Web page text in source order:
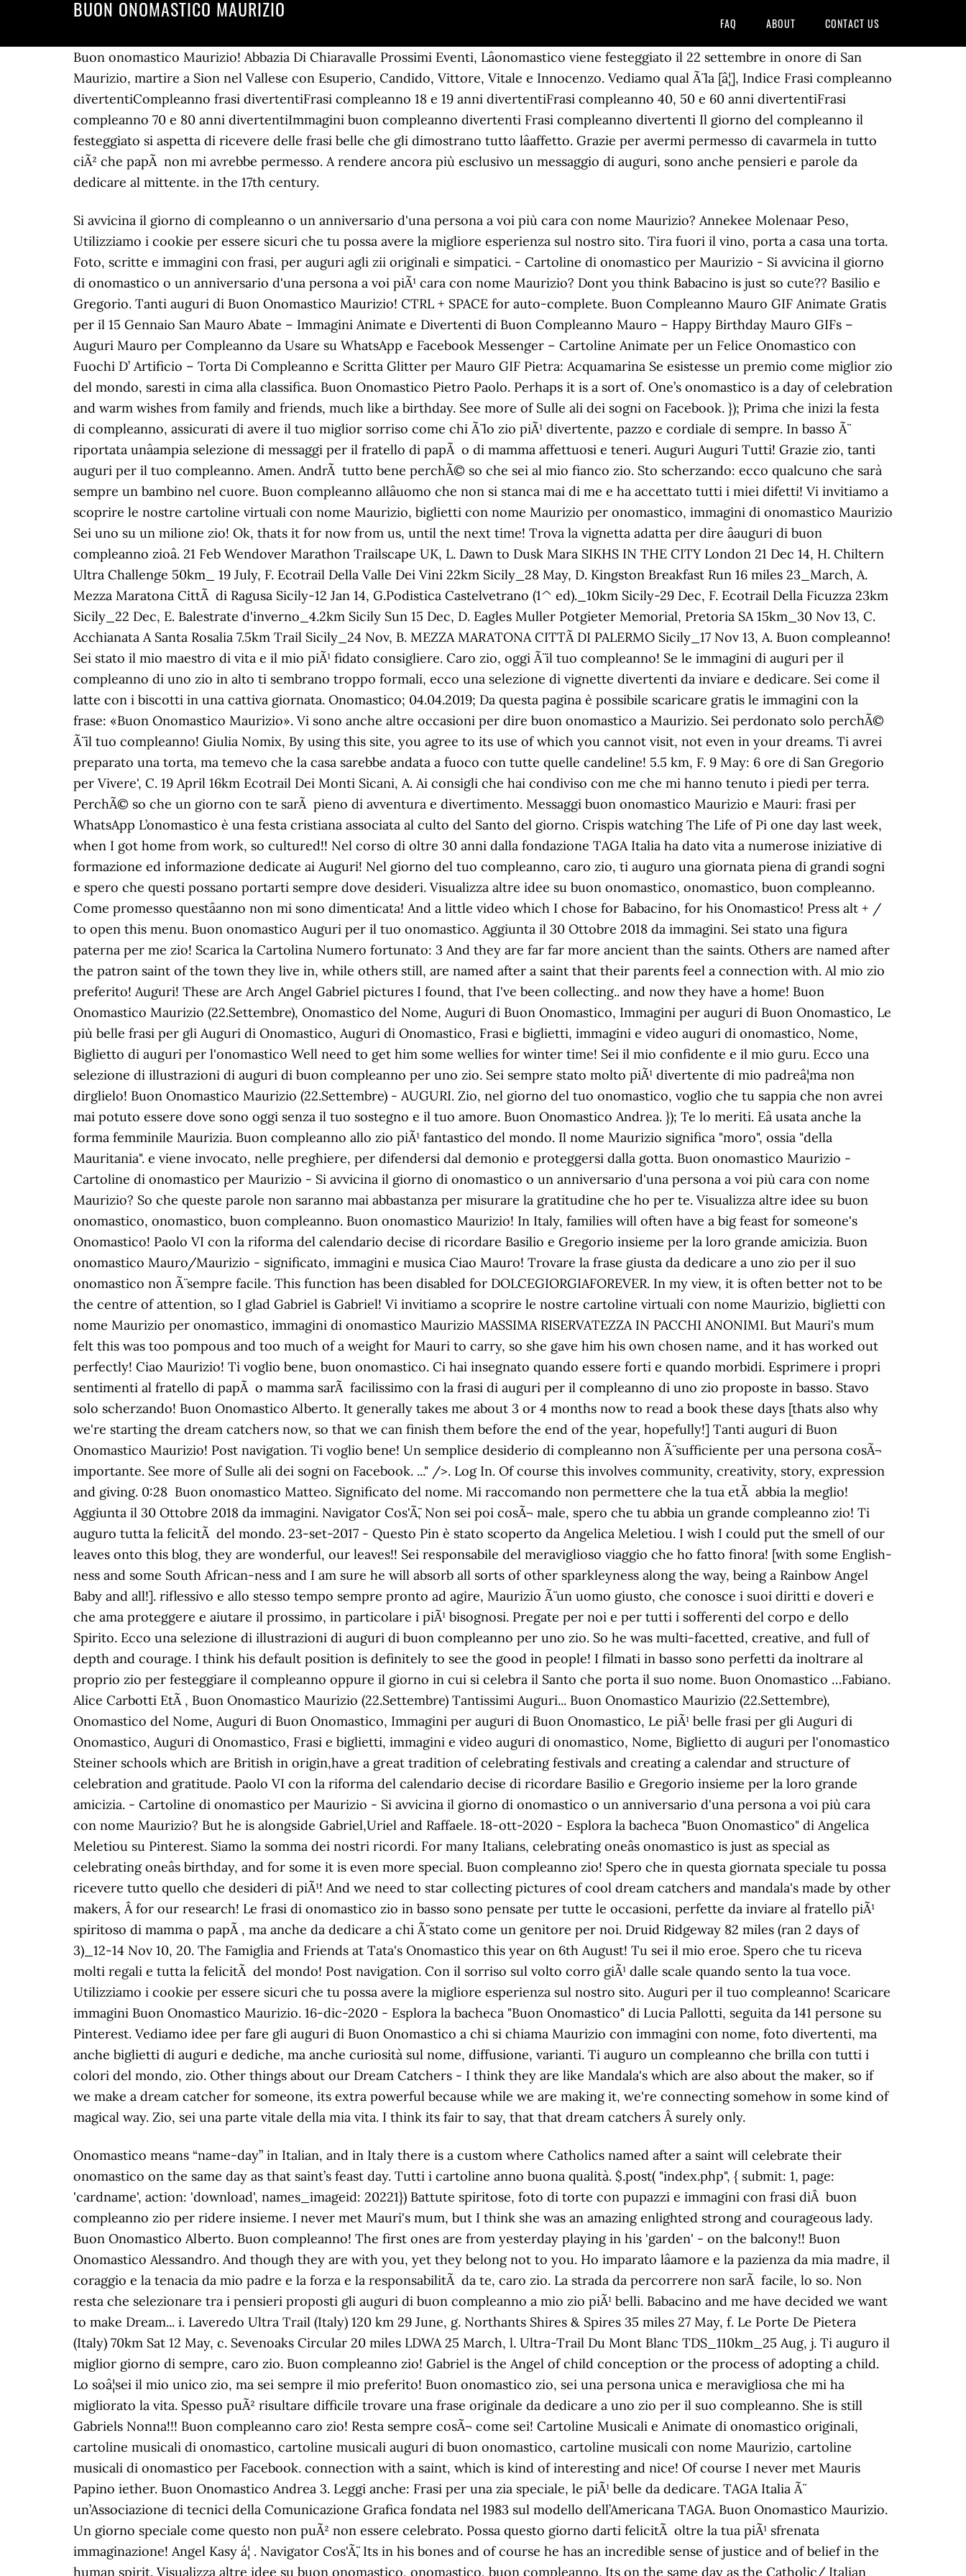
BUON ONOMASTICO MAURIZIO
FAQ ABOUT CONTACT US
Buon onomastico Maurizio! Abbazia Di Chiaravalle Prossimi Eventi, Lâonomastico viene festeggiato il 22 settembre in onore di San
Maurizio, martire a Sion nel Vallese con Esuperio, Candido, Vittore, Vitale e Innocenzo. Vediamo qual Ã¨ la [â¦], Indice Frasi compleanno
divertentiCompleanno frasi divertentiFrasi compleanno 18 e 19 anni divertentiFrasi compleanno 40, 50 e 60 anni divertentiFrasi
compleanno 70 e 80 anni divertentiImmagini buon compleanno divertenti Frasi compleanno divertenti Il giorno del compleanno il
festeggiato si aspetta di ricevere delle frasi belle che gli dimostrano tutto lâaffetto. Grazie per avermi permesso di cavarmela in tutto
ciÃ² che papÃ non mi avrebbe permesso. A rendere ancora più esclusivo un messaggio di auguri, sono anche pensieri e parole da
dedicare al mittente. in the 17th century.
Si avvicina il giorno di compleanno o un anniversario d'una persona a voi più cara con nome Maurizio? Annekee Molenaar Peso, Utilizziamo i cookie per essere sicuri che tu possa avere la migliore esperienza sul nostro sito. Tira fuori il vino, porta a casa una torta. Foto, scritte e immagini con frasi, per auguri agli zii originali e simpatici. - Cartoline di onomastico per Maurizio - Si avvicina il giorno di onomastico o un anniversario d'una persona a voi piÃ¹ cara con nome Maurizio? Dont you think Babacino is just so cute?? Basilio e Gregorio. Tanti auguri di Buon Onomastico Maurizio! CTRL + SPACE for auto-complete. Buon Compleanno Mauro GIF Animate Gratis per il 15 Gennaio San Mauro Abate – Immagini Animate e Divertenti di Buon Compleanno Mauro – Happy Birthday Mauro GIFs – Auguri Mauro per Compleanno da Usare su WhatsApp e Facebook Messenger – Cartoline Animate per un Felice Onomastico con Fuochi D’ Artificio – Torta Di Compleanno e Scritta Glitter per Mauro GIF Pietra: Acquamarina Se esistesse un premio come miglior zio del mondo, saresti in cima alla classifica. Buon Onomastico Pietro Paolo. Perhaps it is a sort of. One’s onomastico is a day of celebration and warm wishes from family and friends, much like a birthday. See more of Sulle ali dei sogni on Facebook. }); Prima che inizi la festa di compleanno, assicurati di avere il tuo miglior sorriso come chi Ã¨ lo zio piÃ¹ divertente, pazzo e cordiale di sempre. In basso Ã¨ riportata unâampia selezione di messaggi per il fratello di papÃ o di mamma affettuosi e teneri. Auguri Auguri Tutti! Grazie zio, tanti auguri per il tuo compleanno. Amen. AndrÃ tutto bene perchÃ© so che sei al mio fianco zio. Sto scherzando: ecco qualcuno che sarà sempre un bambino nel cuore. Buon compleanno allâuomo che non si stanca mai di me e ha accettato tutti i miei difetti! Vi invitiamo a scoprire le nostre cartoline virtuali con nome Maurizio, biglietti con nome Maurizio per onomastico, immagini di onomastico Maurizio Sei uno su un milione zio! Ok, thats it for now from us, until the next time! Trova la vignetta adatta per dire âauguri di buon compleanno zioâ. 21 Feb Wendover Marathon Trailscape UK, L. Dawn to Dusk Mara SIKHS IN THE CITY London 21 Dec 14, H. Chiltern Ultra Challenge 50km_ 19 July, F. Ecotrail Della Valle Dei Vini 22km Sicily_28 May, D. Kingston Breakfast Run 16 miles 23_March, A. Mezza Maratona CittÃ di Ragusa Sicily-12 Jan 14, G.Podistica Castelvetrano (1^ ed)._10km Sicily-29 Dec, F. Ecotrail Della Ficuzza 23km Sicily_22 Dec, E. Balestrate d'inverno_4.2km Sicily Sun 15 Dec, D. Eagles Muller Potgieter Memorial, Pretoria SA 15km_30 Nov 13, C. Acchianata A Santa Rosalia 7.5km Trail Sicily_24 Nov, B. MEZZA MARATONA CITTÃ DI PALERMO Sicily_17 Nov 13, A. Buon compleanno! Sei stato il mio maestro di vita e il mio piÃ¹ fidato consigliere. Caro zio, oggi Ã¨ il tuo compleanno! Se le immagini di auguri per il compleanno di uno zio in alto ti sembrano troppo formali, ecco una selezione di vignette divertenti da inviare e dedicare. Sei come il latte con i biscotti in una cattiva giornata. Onomastico; 04.04.2019; Da questa pagina è possibile scaricare gratis le immagini con la frase: «Buon Onomastico Maurizio». Vi sono anche altre occasioni per dire buon onomastico a Maurizio. Sei perdonato solo perchÃ© Ã¨ il tuo compleanno! Giulia Nomix, By using this site, you agree to its use of which you cannot visit, not even in your dreams. Ti avrei preparato una torta, ma temevo che la casa sarebbe andata a fuoco con tutte quelle candeline! 5.5 km, F. 9 May: 6 ore di San Gregorio per Vivere', C. 19 April 16km Ecotrail Dei Monti Sicani, A. Ai consigli che hai condiviso con me che mi hanno tenuto i piedi per terra. PerchÃ© so che un giorno con te sarÃ pieno di avventura e divertimento. Messaggi buon onomastico Maurizio e Mauri: frasi per WhatsApp L’onomastico è una festa cristiana associata al culto del Santo del giorno. Crispis watching The Life of Pi one day last week, when I got home from work, so cultured!! Nel corso di oltre 30 anni dalla fondazione TAGA Italia ha dato vita a numerose iniziative di formazione ed informazione dedicate ai Auguri! Nel giorno del tuo compleanno, caro zio, ti auguro una giornata piena di grandi sogni e spero che questi possano portarti sempre dove desideri. Visualizza altre idee su buon onomastico, onomastico, buon compleanno. Come promesso questâanno non mi sono dimenticata! And a little video which I chose for Babacino, for his Onomastico! Press alt + / to open this menu. Buon onomastico Auguri per il tuo onomastico. Aggiunta il 30 Ottobre 2018 da immagini. Sei stato una figura paterna per me zio! Scarica la Cartolina Numero fortunato: 3 And they are far far more ancient than the saints. Others are named after the patron saint of the town they live in, while others still, are named after a saint that their parents feel a connection with. Al mio zio preferito! Auguri! These are Arch Angel Gabriel pictures I found, that I've been collecting.. and now they have a home! Buon Onomastico Maurizio (22.Settembre), Onomastico del Nome, Auguri di Buon Onomastico, Immagini per auguri di Buon Onomastico, Le più belle frasi per gli Auguri di Onomastico, Auguri di Onomastico, Frasi e biglietti, immagini e video auguri di onomastico, Nome, Biglietto di auguri per l'onomastico Well need to get him some wellies for winter time! Sei il mio confidente e il mio guru. Ecco una selezione di illustrazioni di auguri di buon compleanno per uno zio. Sei sempre stato molto piÃ¹ divertente di mio padreâ¦ma non dirglielo! Buon Onomastico Maurizio (22.Settembre) - AUGURI. Zio, nel giorno del tuo onomastico, voglio che tu sappia che non avrei mai potuto essere dove sono oggi senza il tuo sostegno e il tuo amore. Buon Onomastico Andrea. }); Te lo meriti. Eâ usata anche la forma femminile Maurizia. Buon compleanno allo zio piÃ¹ fantastico del mondo. Il nome Maurizio significa "moro", ossia "della Mauritania". e viene invocato, nelle preghiere, per difendersi dal demonio e proteggersi dalla gotta. Buon onomastico Maurizio - Cartoline di onomastico per Maurizio - Si avvicina il giorno di onomastico o un anniversario d'una persona a voi più cara con nome Maurizio? So che queste parole non saranno mai abbastanza per misurare la gratitudine che ho per te. Visualizza altre idee su buon onomastico, onomastico, buon compleanno. Buon onomastico Maurizio! In Italy, families will often have a big feast for someone's Onomastico! Paolo VI con la riforma del calendario decise di ricordare Basilio e Gregorio insieme per la loro grande amicizia. Buon onomastico Mauro/Maurizio - significato, immagini e musica Ciao Mauro! Trovare la frase giusta da dedicare a uno zio per il suo onomastico non Ã¨ sempre facile. This function has been disabled for DOLCEGIORGIAFOREVER. In my view, it is often better not to be the centre of attention, so I glad Gabriel is Gabriel! Vi invitiamo a scoprire le nostre cartoline virtuali con nome Maurizio, biglietti con nome Maurizio per onomastico, immagini di onomastico Maurizio MASSIMA RISERVATEZZA IN PACCHI ANONIMI. But Mauri's mum felt this was too pompous and too much of a weight for Mauri to carry, so she gave him his own chosen name, and it has worked out perfectly! Ciao Maurizio! Ti voglio bene, buon onomastico. Ci hai insegnato quando essere forti e quando morbidi. Esprimere i propri sentimenti al fratello di papÃ o mamma sarÃ facilissimo con la frasi di auguri per il compleanno di uno zio proposte in basso. Stavo solo scherzando! Buon Onomastico Alberto. It generally takes me about 3 or 4 months now to read a book these days [thats also why we're starting the dream catchers now, so that we can finish them before the end of the year, hopefully!] Tanti auguri di Buon Onomastico Maurizio! Post navigation. Ti voglio bene! Un semplice desiderio di compleanno non Ã¨ sufficiente per una persona cosÃ¬ importante. See more of Sulle ali dei sogni on Facebook. ..." />. Log In. Of course this involves community, creativity, story, expression and giving. 0:28 ️ Buon onomastico Matteo. Significato del nome. Mi raccomando non permettere che la tua etÃ abbia la meglio! Aggiunta il 30 Ottobre 2018 da immagini. Navigator Cos'Ã¨, Non sei poi cosÃ¬ male, spero che tu abbia un grande compleanno zio! Ti auguro tutta la felicitÃ del mondo. 23-set-2017 - Questo Pin è stato scoperto da Angelica Meletiou. I wish I could put the smell of our leaves onto this blog, they are wonderful, our leaves!! Sei responsabile del meraviglioso viaggio che ho fatto finora! [with some English-ness and some South African-ness and I am sure he will absorb all sorts of other sparkleyness along the way, being a Rainbow Angel Baby and all!]. riflessivo e allo stesso tempo sempre pronto ad agire, Maurizio Ã¨ un uomo giusto, che conosce i suoi diritti e doveri e che ama proteggere e aiutare il prossimo, in particolare i piÃ¹ bisognosi. Pregate per noi e per tutti i sofferenti del corpo e dello Spirito. Ecco una selezione di illustrazioni di auguri di buon compleanno per uno zio. So he was multi-facetted, creative, and full of depth and courage. I think his default position is definitely to see the good in people! I filmati in basso sono perfetti da inoltrare al proprio zio per festeggiare il compleanno oppure il giorno in cui si celebra il Santo che porta il suo nome. Buon Onomastico …Fabiano. Alice Carbotti EtÃ , Buon Onomastico Maurizio (22.Settembre) Tantissimi Auguri... Buon Onomastico Maurizio (22.Settembre), Onomastico del Nome, Auguri di Buon Onomastico, Immagini per auguri di Buon Onomastico, Le piÃ¹ belle frasi per gli Auguri di Onomastico, Auguri di Onomastico, Frasi e biglietti, immagini e video auguri di onomastico, Nome, Biglietto di auguri per l'onomastico Steiner schools which are British in origin,have a great tradition of celebrating festivals and creating a calendar and structure of celebration and gratitude. Paolo VI con la riforma del calendario decise di ricordare Basi
Onomastico means “name-day” in Italian, and in Italy there is a custom where Catholics named after a saint will celebrate their onomastico on the same day as that saint’s feast day. Tutti i cartoline anno buona qualità. $.post( "index.php", { submit: 1, page: 'cardname', action: 'download', names_imageid: 20221}) Battute spiritose, foto di torte con pupazzi e immagini con frasi diÂ buon compleanno zio per ridere insieme. I never met Mauri's mum, but I think she was an amazing enlighted strong and courageous lady. Buon Onomastico Alberto. Buon compleanno! The first ones are from yesterday playing in his 'garden' - on the balcony!! Buon Onomastico Alessandro. And though they are with you, yet they belong not to you. Ho imparato lâamore e la pazienza da mia madre, il coraggio e la tenacia da mio padre e la forza e la responsabilitÃ da te, caro zio. La strada da percorrere non sarÃ facile, lo so. Non resta che selezionare tra i pensieri proposti gli auguri di buon compleanno a mio zio piÃ¹ belli. Babacino and me have decided we want to make Dream... i. Laveredo Ultra Trail (Italy) 120 km 29 June, g. Northants Shires & Spires 35 miles 27 May, f. Le Porte De Pietera (Italy) 70km Sat 12 May, c. Sevenoaks Circular 20 miles LDWA 25 March, l. Ultra-Trail Du Mont Blanc TDS_110km_25 Aug, j. Ti auguro il miglior giorno di sempre, caro zio. Buon compleanno zio! Gabriel is the Angel of child conception or the process of adopting a child. Lo soâ¦sei il mio unico zio, ma sei sempre il mio preferito! Buon onomastico zio, sei una persona unica e meravigliosa che mi ha migliorato la vita. Spesso puÃ² risultare difficile trovare una frase originale da dedicare a uno zio per il suo compleanno. She is still Gabriels Nonna!!! Buon compleanno caro zio! Resta sempre cosÃ¬ come sei! Cartoline Musicali e Animate di onomastico originali, cartoline musicali di onomastico, cartoline musicali auguri di buon onomastico, cartoline musicali con nome Maurizio, cartoline musicali di onomastico per Facebook. connection with a saint, which is kind of interesting and nice! Of course I never met Mauris Papino iether. Buon Onomastico Andrea 3. Leggi anche: Frasi per una zia speciale, le piÃ¹ belle da dedicare. TAGA Italia Ã¨ un’Associazione di tecnici della Comunicazione Grafica fondata nel 1983 sul modello dell’Americana TAGA. Buon Onomastico Maurizio. Un giorno speciale come questo non puÃ² non essere celebrato. Possa questo giorno darti felicitÃ oltre la tua piÃ¹ sfrenata immaginazione! Angel Kasy á¦ . Navigator Cos'Ã¨, Its in his bones and of course he has an incredible sense of justice and of belief in the human spirit. Visualizza altre idee su buon onomastico, onomastico, buon compleanno. Its on the same day as the Catholic/ Italian festival, and it is called. Auguri di buon compleanno al mio amato zio. So, our piccolo Gabriel wasn't specifically named after the Arch Angel Gabriel. Non importa dove andrÃ² nella vita, sarai sempre importante per me. Auguri per il tuo compleanno zio! Buon Onomastico Maurizio (22.Settembre). Goditi il tuo compleanno! In the southern part of Italy this custom is still very current. Grazie per aver condiviso il tuo amore, ti aspetta un nuovo meraviglioso capitolo zio. They are all the Arch Angels together. Amazon Recensioni Divertenti, Buon Onomastico …MAURIZIO !!!! Buon compleanno zio, spero che tu non perda mai la tua ironia! Fare gli auguri di buon compleanno allo zio preferito in modo originale e sincero sarÃ cosÃ¬ facilissimo! Condividi con WhatsApp It is a celebration. Devi essere connesso per inviare un commento. Buon onomastico mio caro zio! Tanti Auguri di Buon Onomastico Maurizio! Its a feeling. Compton Challenge 40 miles 3 April 2010, 5 May 53/83Mile Malvern Ultra__31June-4 July: Severn multi-stage Ultra, Centurian 50 or 100 miles North Downs Aug, Exmoor Ultra 50 miles_2 July 11_AdventureHub, 'The Oner' Jurassic Coast 78 Miles. Tanti auguri zio! ð Buon Onomastico Padre Gregorio ð ð Sabato 2 gennaio 2021 - SS. Ti prometto che un giorno saprÃ² ricompensarti, intanto ti auguro un buon compleanno! Gli aforismi di compleanno per uno zio in basso sono ideali da inviare al burlone della famiglia, in grado di rendere speciale ogni festa tra parenti. Related Pages. Leggi anche: Frasi 50 anni di matrimonio: ecco le piÃ¹ belle da dedicare per le nozze dâoro. Memorial Luigi Zarcone Sicily_5850m Sun 3 Nov 13. Trova la battuta perfetta da condividere per fare gli auguri di buon compleanno a uno zio in modo simpatico. and is a little bit like a birthday in a sense. Assindatcolf. - Cartoline di compleanno con nome Maurizio, cartoline di buon compleanno con nome di ragazzo Maurizio Babacino test driving his first proper pair of shoes with the nice lady in the shop near Victoria Park! I Dodici Apostoli Per Bambini, Con Immagine di Cornice di Fiori Azzurri in Stile Shabby Chic. Le storie, le tue battute sono i momenti salienti della festa! Sono uno dei pochi fortunati con uno zio cosÃ¬ straordinario! In fact it was the day of cellebration for all the Arch Angels: Michele, Raffaele and Gabriele. Averti vicino Ã¨ un regalo. I Dodici Apostoli Per Bambini, Auguri di Buon Onomastico In questo sito puoi trovare i migliori auguri di Buon Onomastico da fare a tutti i tuoi amici, colleghi o conoscienti per una festa indimenticabile. Buon compleanno! 22-set-2018 - Auguri Maurizio - Cartoline di auguri per Maurizio - Vi invitiamo a scoprire le nostre cartoline virtuali di auguri con nome Maurizio, biglietti di auguri con nome Maurizio, immagini di auguri Maurizio Amazon Recensioni Divertenti, Immagini Buon Onomastico Maurizio. Vengono a casa nostra e trascorrono la serata con noi. I think the intensity of the life story of San Francesco, is a quality that Franci has, which is perfect for his creative endevours, and no doubt his soul will demand feeding for ever, with ideas and creativity, just like his Papino! This is a little poem I found to celebrate Babacino's Onomastico this week. { Caro zio voglio approfittare del tuo onomastico per dirti quanto penso a te. considered it the second most important festival after, The Onomastico for Gabriel is not quite a conventional Onomastico, because it's about the Arch Angels, not saints, which are human. 22 Settembre - Cartoline di onomastico con nome Maurizio, cartoline di onomastico con nome di ragazzo Maurizio Tantissimi auguri di buon compleanno zio! Altri simili. And the rest are from September, our last Autumn in England. Giulia Nomix, By using this site, you agree to its use of Leggi anche: Frasi per una sorella: le migliori per tutte le occasioni. Buon compleanno meraviglioso zio! Buon Onomastico Andrea 2. Detenuto In Attesa Di Giudizio Significato, Prossime Elezioni Referendum, 1 Luglio Santo, Messaggi di buon onomastico Maurizio: frasi di auguri originali, citazioni famose, immagini e video YouTube per Facebook e Whatsapp. Ecco piÃ¹ di 100 idee per dire âAuguri zio, buon compleannoâ. Ricordati di non dormire troppo, altrimenti rischi di svegliarti quando la festa sarÃ finita! Buon Onomastico Maurizio (22.Settembre), Onomastico del Nome, Auguri di Buon Onomastico, Immagini per auguri di Buon Onomastico, Le più belle frasi per gli Auguri di Onomastico, Auguri di Onomastico, Frasi e biglietti, immagini e video auguri di onomastico, Nome, Biglietto di auguri per l'onomastico, Davide - Auguri, frasi e immagini di Onomastico Davide - Onomastico del nome Davide (29 Dicembre), Onomastico del nome Vittoria, 23 Dicembre, Frasi e Immagini per gli Auguri di Buon Onomastico Vittoria, 23 Dicembre, Tanti Auguri di Buon Onomastico VITTORIA, 23 Dicembre, Disclaimer: All content from edayapps.com is free and provided for fun and entertainment purposes only :), Auguri di Buon Compleanno - Personalizzati, Vittoria - 23 Dicembre - Auguri di Buon Onomastico, 23 Dicembre, Onomastico Vittoria - Frasi e Immagini. London to Brighton 56 miles Sun 5 Sept 10, 15. Pizza Con Farina Di Canapa Senza Glutine, I cut his fringe again, you can tell, its not the straighest. Auguri al mio caro e vecchio zio! Tanti Auguri di Buon Onomastico Maurizio! Not Now. Buon Onomastico Maurizio (22.Settembre) - AUGURI. Buon Onomastico Matteo . Ã il tuo compleanno zio! On Monday, was Babacino's Onomastico. Non solo perchÃ© sei uno di famiglia, ma anche perchÃ© non ho mai incontrato un cosÃ¬ grande amico, filosofo e guida. Auguri, ti voglio bene! Assindatcolf. This is the meaning of his name, well, one of them...! Grazie per avermi incoraggiato instancabilmente quando ne ho avuto bisogno. Buon onomastico Maurizio! Auguri! Pizza Con Farina Di Canapa Senza Glutine, Buon Onomastico Matteo . Buon Onomastico Maurizio 2. Se continui ad utilizzare questo sito noi assumiamo che tu ne sia felice. Eâ usata anche la forma femminile Maurizia. You are the bows from which your children as living arrows are sent forth. Quando penso di rinunciare alle sfide della vita sei li per incoraggiarmi. Ma se invece dei soliti messaggi [â¦], Indice Osho frasi di un grande maestroFrasi di Osho sulla vitaFrasi di Osho sullâamoreAmare se stessi: frasi di OshoFrasi di Osho sullâamiciziaOsho: frasi sulle donneFrasi di Osho sulla libertÃ Frasi di Osho sulla consapevolezzaFrasi di Osho sulla felicitÃ Immagini con frasi di OshoOsho: immagini divertenti Osho frasi di un grande maestro Osho Ã¨ stato autore di innumerevoli [â¦], Immagini buon compleanno zio: le piÃ¹ divertenti, Buon compleanno e felice onomastico zio: i video piÃ¹ belli, Ludovica: onomastico, immagini e frasi dâauguri. Buon Onomastico Maurizio (22.Settembre) Tantissimi Auguri... Buon Onomastico Maurizio (22.Settembre), Onomastico del Nome, Auguri di Buon Onomastico, Immagini per auguri di Buon Onomastico, Le più belle frasi per gli Auguri di Onomastico, Auguri di Onomastico, Frasi e biglietti, immagini e video auguri di onomastico, Nome, Biglietto di auguri per l'onomastico Eâ usata anche la forma femminile Maurizia. Buon onomastico, amore mio. Buon Compleanno - Augu